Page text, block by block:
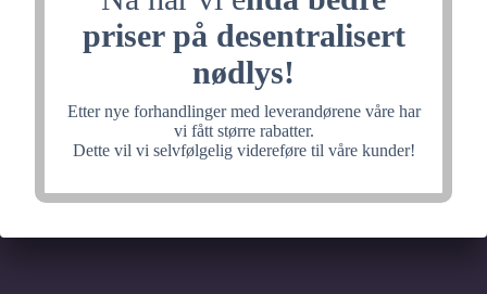
priser på desentralisert
nødlys!
Etter nye forhandlinger med leverandørene våre har
vi fått større rabatter.
Dette vil vi selvfølgelig videreføre til våre kunder!
noe fantastisk, velkommen
tilbake litt senere.